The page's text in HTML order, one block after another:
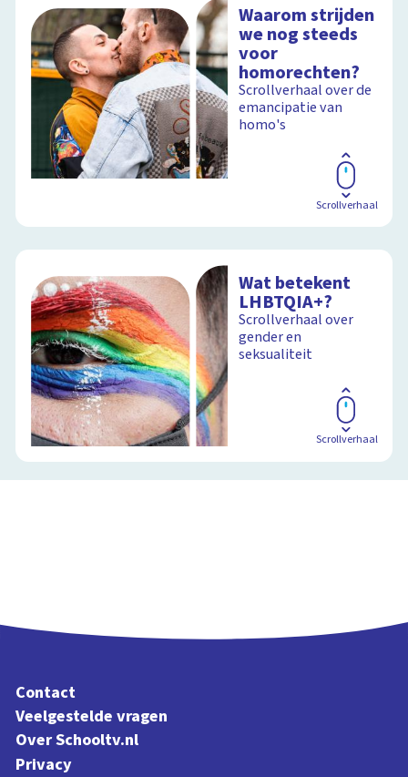
Waarom strijden
we nog steeds
voor
homorechten?
Scrollverhaal over de
emancipatie van
homo's
Scrollverhaal
Wat betekent
LHBTQIA+?
Scrollverhaal over
gender en
seksualiteit
Scrollverhaal
Contact
Veelgestelde vragen
Over Schooltv.nl
Privacy